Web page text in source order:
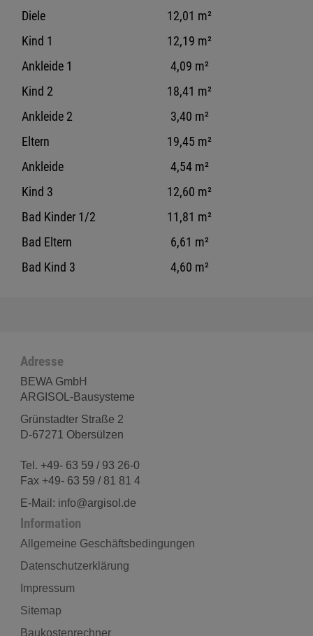
Diele
12,01 m²
Kind 1
12,19 m²
Ankleide 1
4,09 m²
Kind 2
18,41 m²
Ankleide 2
3,40 m²
Eltern
19,45 m²
Ankleide
4,54 m²
Kind 3
12,60 m²
Bad Kinder 1/2
11,81 m²
Bad Eltern
6,61 m²
Bad Kind 3
4,60 m²
Adresse
BEWA GmbH
ARGISOL-Bausysteme
Grünstadter Straße 2
D-67271 Obersülzen
Tel. +49- 63 59 / 93 26-0
Fax +49- 63 59 / 81 81 4
E-Mail: info@argisol.de
Information
Allgemeine Geschäftsbedingungen
Datenschutzerklärung
Impressum
Sitemap
Baukostenrechner